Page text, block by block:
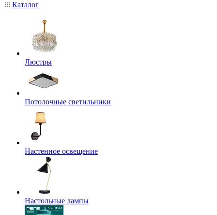
Каталог
Люстры
Потолочные светильники
Настенное освещение
Настольные лампы